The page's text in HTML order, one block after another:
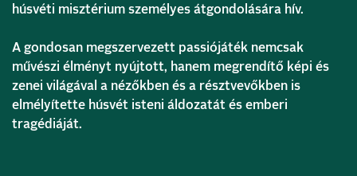
húsvéti misztérium személyes átgondolására hív.
A gondosan megszervezett passiójáték nemcsak
művészi élményt nyújtott, hanem megrendítő képi és
zenei világával a nézőkben és a résztvevőkben is
elmélyítette húsvét isteni áldozatát és emberi
tragédiáját.